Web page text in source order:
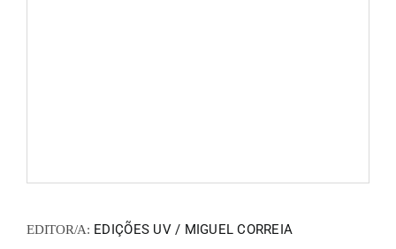
EDITOR/A: EDIÇÕES UV / MIGUEL CORREIA